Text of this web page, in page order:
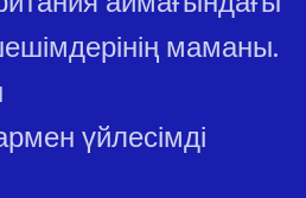
маманы.
үйлесімді